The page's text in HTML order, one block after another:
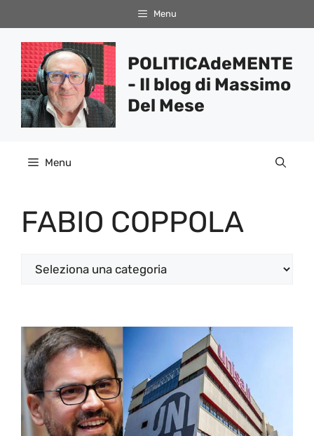
al
contenuto
Menu
POLITICAdeMENTE
- Il blog di Massimo
Del Mese
Menu
FABIO COPPOLA
Categorie